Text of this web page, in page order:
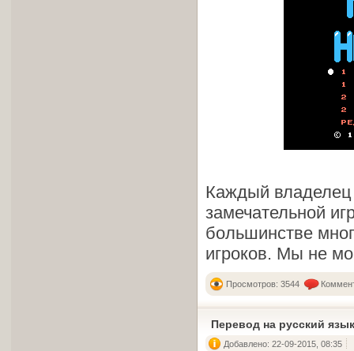
Каждый
замечательной
большинстве
игроков. Мы не
Просмотров: 3544
Перевод на русский
Добавлено: 22-09-2015, 08:35